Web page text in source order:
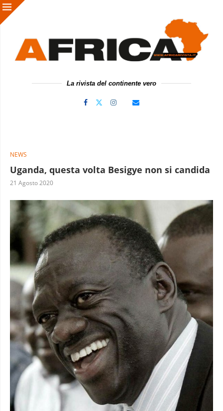
La rivista del continente vero
NEWS
Uganda, questa volta Besigye non si candida
21 Agosto 2020